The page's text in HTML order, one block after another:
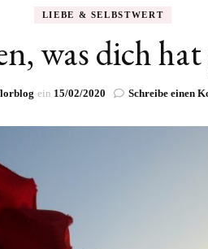
LIEBE & SELBSTWERT
was dich
ein 15/02/2020 Schreibe einen